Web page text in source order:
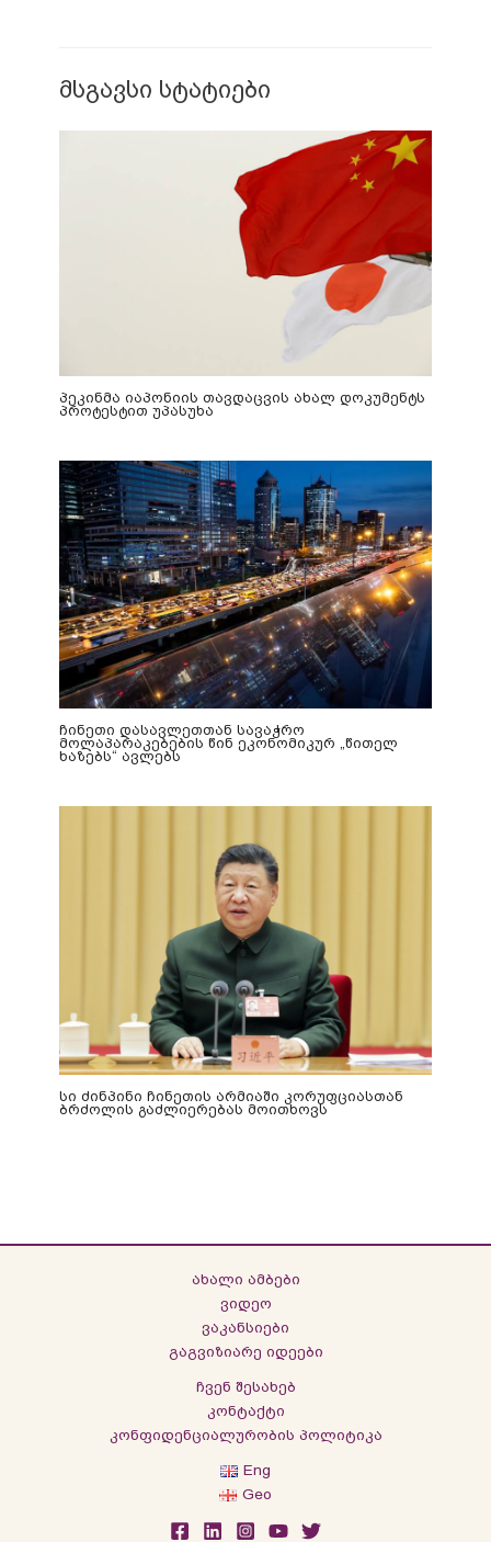
მსგავსი სტატიები
პეკინმა იაპონიის თავდაცვის ახალ დოკუმენტს
პროტესტით უპასუხა
ჩინეთი დასავლეთთან სავაჭრო
მოლაპარაკებების წინ ეკონომიკურ „წითელ
ხაზებს“ ავლებს
სი ძინპინი ჩინეთის არმიაში კორუფციასთან
ბრძოლის გაძლიერებას მოითხოვს
ახალი ამბები
ვიდეო
ვაკანსიები
გაგვიზიარე იდეები
ჩვენ შესახებ
კონტაქტი
კონფიდენციალურობის პოლიტიკა
Eng
Geo